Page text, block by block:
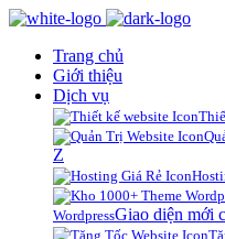
Trang chủ
Giới thiệu
Dịch vụ
Z
WordpressGiao diện mới